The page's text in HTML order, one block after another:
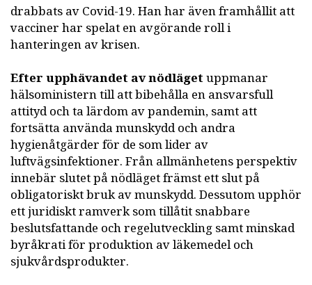
drabbats av Covid-19. Han har även framhållit att
vacciner har spelat en avgörande roll i
hanteringen av krisen.
Efter upphävandet av nödlägetuppmanar
hälsoministern till att bibehålla en ansvarsfull
attityd och ta lärdom av pandemin, samt att
fortsätta använda munskydd och andra
hygienåtgärder för de som lider av
luftvägsinfektioner. Från allmänhetens perspektiv
innebär slutet på nödläget främst ett slut på
obligatoriskt bruk av munskydd. Dessutom upphör
ett juridiskt ramverk som tillåtit snabbare
beslutsfattande och regelutveckling samt minskad
byråkrati för produktion av läkemedel och
sjukvårdsprodukter.